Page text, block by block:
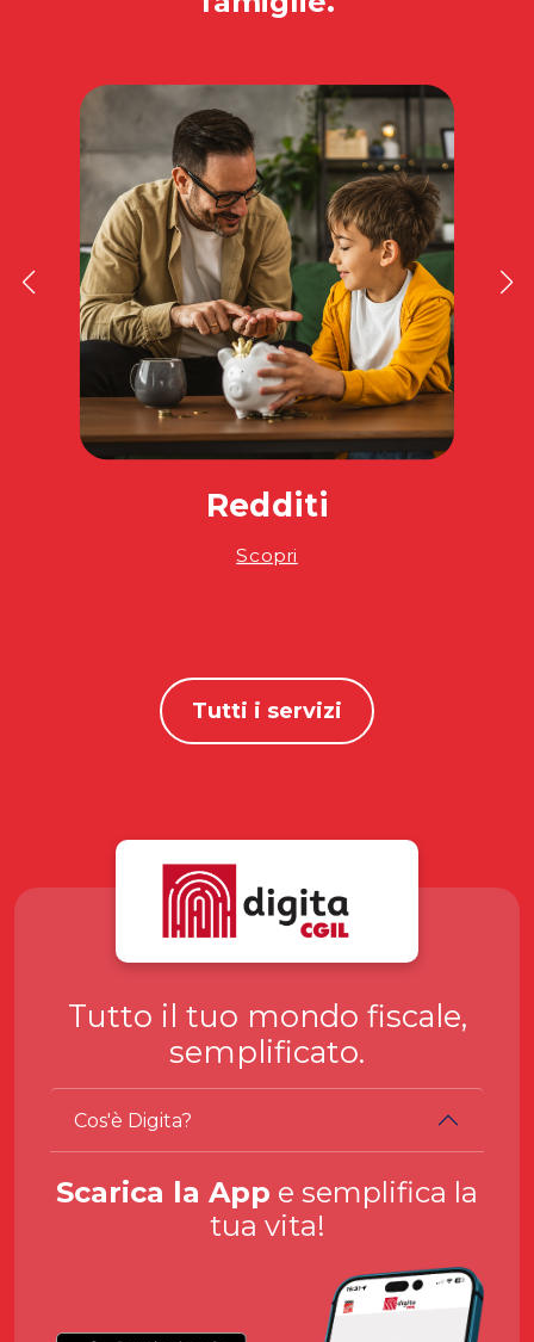
Redditi
Scopri
Tutti i servizi
Tutto il tuo mondo fiscale,
semplificato.
Cos'è Digita?
Scarica la App e semplifica la
tua vita!